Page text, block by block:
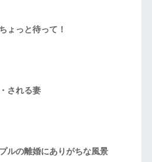
ょっと待って！
される妻
ルの離婚にありがちな風景